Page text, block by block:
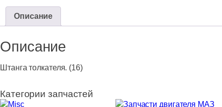
Описание
Описание
Штанга толкателя. (16)
Категории запчастей